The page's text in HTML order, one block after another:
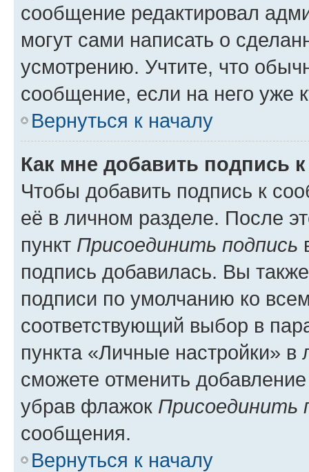
сообщение редактировал
могут сами написать о
усмотрению. Учтите, что
сообщение, если на него уже
Вернуться к началу
Как мне добавить подпись
Чтобы добавить подпись к
её в личном разделе. После
пункт Присоединить подпись
подпись добавилась. Вы
подписи по умолчанию ко
соответствующий выбор в
пункта «Личные настройки»
сможете отменить
убрав флажок Присоединить
сообщения.
Вернуться к началу